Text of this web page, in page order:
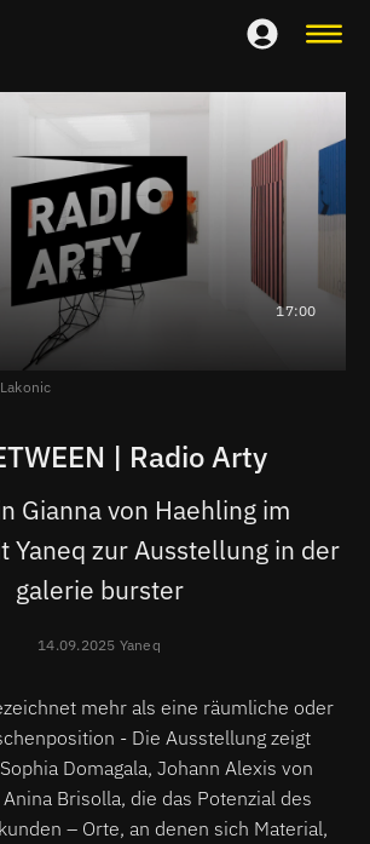
17:00
| Radio Arty
Gianna von Haehling im
Yaneq zur Ausstellung in der
galerie burster
14.09.2025 Yaneq
mehr als eine räumliche oder
- Die Ausstellung zeigt
Domagala, Johann Alexis von
Brisolla, die das Potenzial des
– Orte, an denen sich Material,